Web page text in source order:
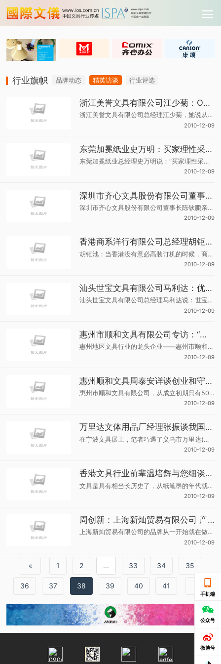
行业旗帜 品牌动态 精英访谈 行业评选
浙江美誉文具有限公司江少菊：OEM的铅笔之路
浙江美誉文具有限公司总经理江少菊，她说从行业的发展变化中可看出人们的生活水平不断在提高，对铅笔的质量要求也越来越高。美誉文具的优势是，可以以同样的价钱，生产出更好质量的产品。
2010-12-09
东莞加冕纸业史万明：买家理性采购，才代表行业已走向成熟
东莞加冕纸业总经理史万明说：“买家理性采购，才代表行业走向成熟１
2010-12-09
深圳市齐心文具股份有限公司董事长陈钦鹏专访
深圳市齐心文具股份有限公司董事长陈钦鹏亲身为您讲述齐心文具，一家集研发、生产和销售为一体的综合办公用品集成供应商，是一家拥有品牌和渠道的现代企业。
2010-12-09
香港商系洋行有限公司总经理胡钜池：敢为人所不敢为
胡钜池：当香港没有意必高装订机的时候，商系把原本占领整个香港的市场品牌推挤掉，变成他们的天下；当香港没隐密士碎纸机的时候，商系敢为人先，从零市场到全部市常从中我们不得不说，商系是香港文具界的王者，所向披靡，敢为人所不为。
2010-12-09
汕头世宝文具有限公司马利达：优化产品，不做扁平市场
汕头世宝文具有限公司总经理马利达说：世宝的定位是中端产品，利用自身的优势让利给消费者，以中低的价格打开市常
2010-12-09
惠州市顺和文具有限公司专访：“二等良民”的“一流公司”
惠州地区文具行业的龙头企业——惠州市顺和文具有限公司，成立于1994年，前身是惠州市惠城区顺和文具礼品店。目前是惠州市业内规模最大、品种最齐全的文具专业公司。
2010-12-09
惠州顺和文具周泰安详谈创业和守业之道
惠州市顺和文具有限公司，从成立初期只有5000元本金发展成为目前惠州市规模最大、品种最齐全的文具专业公司。公司总经理周泰安向我们讲述了他的创业与守业之道：“不博弈，做多少贡献要多少支持”。
2010-12-09
万里达文体用品厂经理张振谈我国文体用品出口贸易
在宁波文具展上，笔者巧遇了义乌市万里达(册源)文体用品厂的外贸部经理张振。见到张经理时，他正捏着一本皮面笔记本，操着一口流利的英文和一群阿拉伯客商激烈商讨，大有诸葛亮舌战群儒之势。谈到出口时，张经理打开了他的话匣子。
2010-12-09
香港文具行业前辈温培辉与您细谈品牌内涵
文具是具有相当长历史了，从纸笔墨的年代就开始有，在香港也是历史悠久。从销售形式来说，在香港最早的就直销形式，其中有一种零售的形式，还有批发形式。
2010-12-09
周创新：上海新灿贸易有限公司 产品体验中心
上海新灿贸易有限公司的品牌从一开始就在做推广，当时主要从耗材入手。在行内时间的沉淀比较长，加上10多年来对产品的质量把控还不错，所以市场上对新灿这个品牌的反应还是相当不错的。
2010-12-09
« 1 2 ... 33 34 35
36 37 38 39 40 41
手机端
公众号
微博号